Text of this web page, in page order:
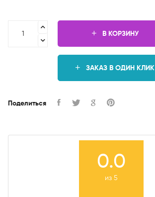
В КОРЗИНУ
ЗАКАЗ В ОДИН КЛИК
Поделиться
0.0
из 5